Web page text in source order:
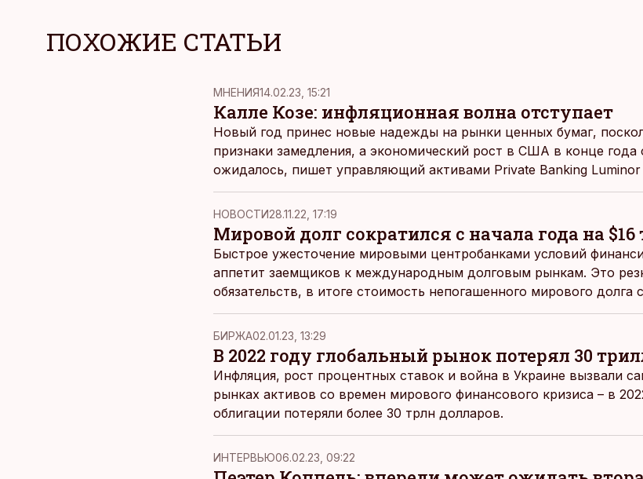
ПОХОЖИЕ СТАТЬИ
MНЕНИЯ14.02.23, 15:21
Калле Козе: инфляционная волна отступает
Новый год принес новые надежды на рынки ценных бумаг,
признаки замедления, а экономический рост в США в конце года
ожидалось, пишет управляющий активами Private Banking Luminor
НОВОСТИ28.11.22, 17:19
Мировой долг сократился с начала года на $16
Быстрое ужесточение мировыми центробанками условий
аппетит заемщиков к международным долговым рынкам. Это
обязательств, в итоге стоимость непогашенного мирового долга
трлн и достигла $290 трлн в III квартале, говорится в отчете
финансов (Institute of International Finance, IIF).
БИРЖА02.01.23, 13:29
В 2022 году глобальный рынок потерял 30
Инфляция, рост процентных ставок и война в Украине вызвали
рынках активов со времен мирового финансового кризиса – в
облигации потеряли более 30 трлн долларов.
ИНТЕРВЬЮ06.02.23, 09:22